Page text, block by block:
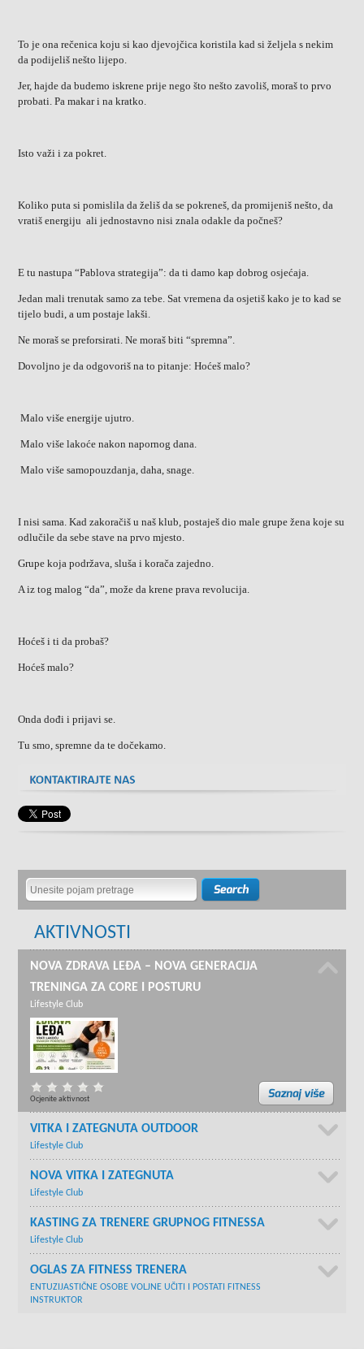
To je ona rečenica koju si kao djevojčica koristila kad si željela s nekim
da podijeliš nešto lijepo.
Jer, hajde da budemo iskrene prije nego što nešto zavoliš, moraš to prvo
probati. Pa makar i na kratko.
Isto važi i za pokret.
Koliko puta si pomislila da želiš da se pokreneš, da promijeniš nešto, da
vratiš energiju ali jednostavno nisi znala odakle da počneš?
E tu nastupa “Pablova strategija”: da ti damo kap dobrog osjećaja.
Jedan mali trenutak samo za tebe. Sat vremena da osjetiš kako je to kad se
tijelo budi, a um postaje lakši.
Ne moraš se preforsirati. Ne moraš biti “spremna”.
Dovoljno je da odgovoriš na to pitanje: Hoćeš malo?
Malo više energije ujutro.
Malo više lakoće nakon napornog dana.
Malo više samopouzdanja, daha, snage.
I nisi sama. Kad zakoračiš u naš klub, postaješ dio male grupe žena koje su
odlučile da sebe stave na prvo mjesto.
Grupe koja podržava, sluša i korača zajedno.
A iz tog malog “da”, može da krene prava revolucija.
Hoćeš i ti da probaš?
Hoćeš malo?
Onda dođi i prijavi se.
Tu smo, spremne da te dočekamo.
AKTIVNOSTI
NOVA ZDRAVA LEĐA – NOVA GENERACIJA
TRENINGA ZA CORE I POSTURU
Lifestyle Club
Ocjenite aktivnost
VITKA I ZATEGNUTA OUTDOOR
Lifestyle Club
NOVA VITKA I ZATEGNUTA
Lifestyle Club
KASTING ZA TRENERE GRUPNOG FITNESSA
Lifestyle Club
OGLAS ZA FITNESS TRENERA
ENTUZIJASTIČNE OSOBE VOLJNE UČITI I POSTATI FITNESS
INSTRUKTOR